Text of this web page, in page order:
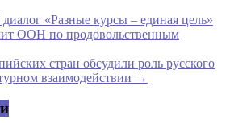
«Разные курсы – единая цель»
ООН по продовольственным
стран обсудили роль русского
взаимодействии →